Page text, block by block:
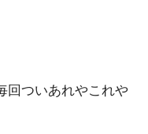
回ついあれやこれや